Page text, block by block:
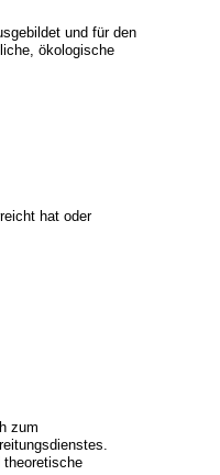
und für den
ökologische
hat oder
zum
theoretische